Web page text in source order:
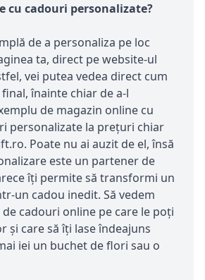
cu cadouri personalizate?
de a personaliza pe loc
ta, direct pe website-ul
vei putea vedea direct cum
înainte chiar de a-l
de magazin online cu
personalizate la prețuri chiar
Poate nu ai auzit de el, însă
este un partener de
îți permite să transformi un
un cadou inedit. Să vedem
de cadouri online pe care le poți
și care să îți lase îndeajuns
iei un buchet de flori sau o